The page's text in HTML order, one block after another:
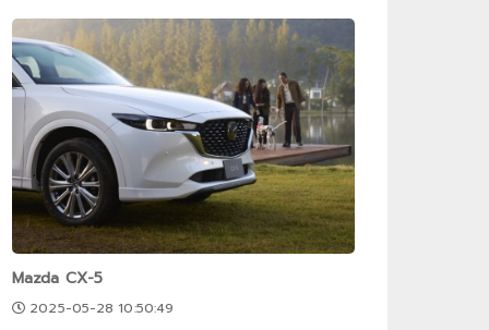
Mazda CX-5
2025-05-28 10:50:49